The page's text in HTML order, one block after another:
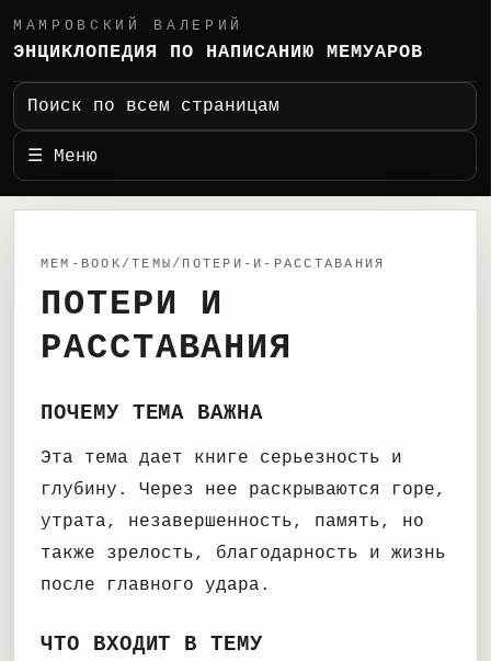
МАМРОВСКИЙ ВАЛЕРИЙ
ЭНЦИКЛОПЕДИЯ ПО НАПИСАНИЮ МЕМУАРОВ
Поиск по всем страницам
☰ Меню
MEM-BOOK/ТЕМЫ/ПОТЕРИ-И-РАССТАВАНИЯ
ПОТЕРИ И
РАССТАВАНИЯ
ПОЧЕМУ ТЕМА ВАЖНА
Эта тема дает книге серьезность и
глубину. Через нее раскрываются горе,
утрата, незавершенность, память, но
также зрелость, благодарность и жизнь
после главного удара.
ЧТО ВХОДИТ В ТЕМУ